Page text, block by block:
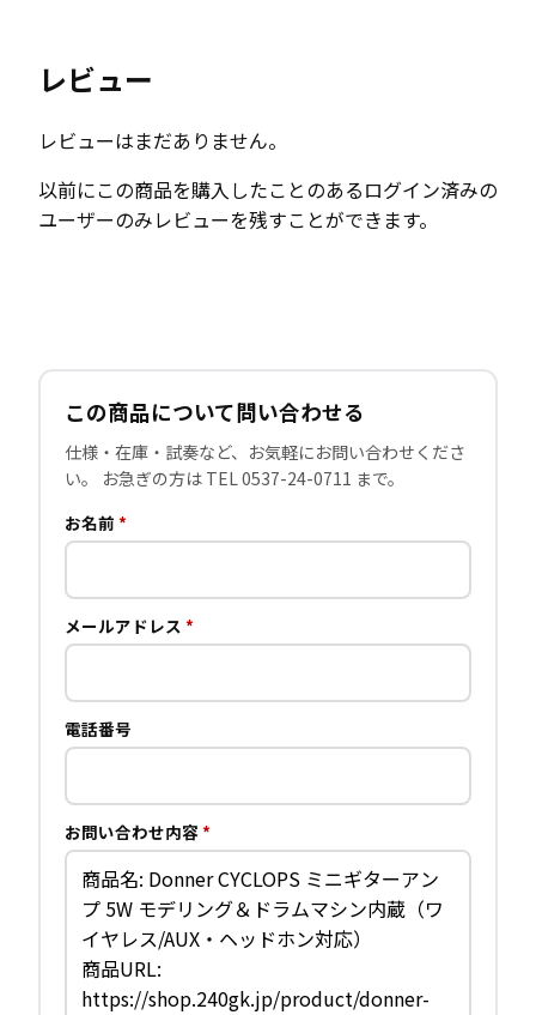
レビュー
レビューはまだありません。
以前にこの商品を購入したことのあるログイン済みの
ユーザーのみレビューを残すことができます。
この商品について問い合わせる
仕様・在庫・試奏など、お気軽にお問い合わせくださ
い。 お急ぎの方は TEL 0537-24-0711 まで。
お名前 *
メールアドレス *
電話番号
お問い合わせ内容*